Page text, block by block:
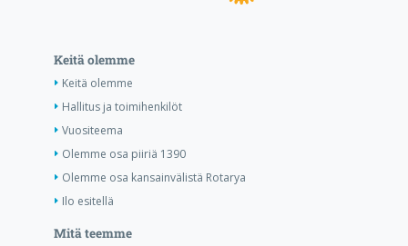
Keitä olemme
Keitä olemme
Hallitus ja toimihenkilöt
Vuositeema
Olemme osa piiriä 1390
Olemme osa kansainvälistä Rotarya
Ilo esitellä
Mitä teemme